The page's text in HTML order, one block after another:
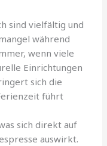
sind vielfältig und
während
wenn viele
Einrichtungen
sich die
führt
sich direkt auf
auswirkt.